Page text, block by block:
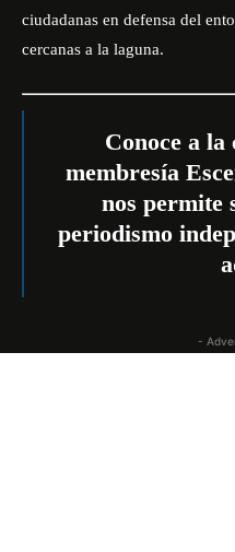
ciudadanas en defensa del
cercanas a la laguna.
Conoce a la
membresía
nos permite
periodismo
-